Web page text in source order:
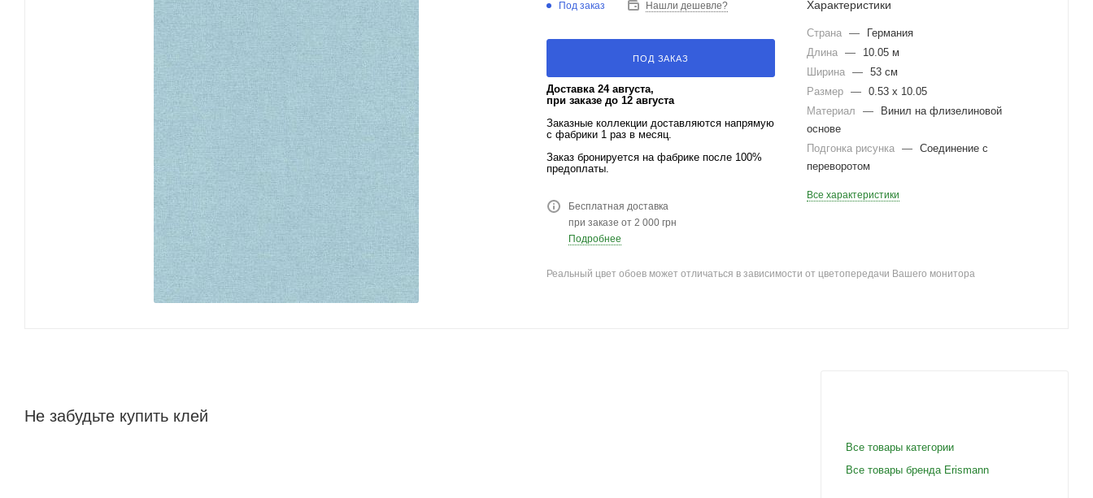
Под заказ Нашли дешевле?
ПОД ЗАКАЗ
Доставка 24 августа,
при заказе до 12 августа
Заказные коллекции доставляются напрямую
с фабрики 1 раз в месяц.
Заказ бронируется на фабрике после 100%
предоплаты.
Бесплатная доставка
при заказе от 2 000 грн
Подробнее
Характеристики
Страна —
Германия
Длина —
10.05 м
Ширина — 53 см
Размер — 0.53 x 10.05
Материал
—
Винил на флизелиновой
основе
Подгонка рисунка — Соединение с
переворотом
Все характеристики
Реальный цвет обоев может отличаться в зависимости от цветопередачи Вашего монитора
Не забудьте купить клей
Все товары категории
Все товары бренда Erismann